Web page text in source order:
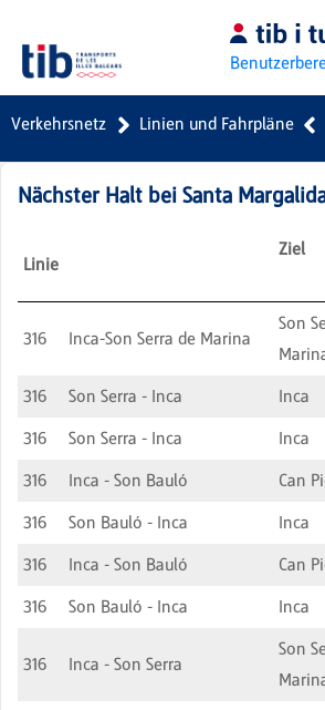
Verkehrsnetz Linien und Fahrpläne
Nächster Halt bei Santa
Linie
Ziel
316 Inca-Son Serra de Marina
Son
316 Son Serra - Inca Inca
316
Son Serra - Inca Inca
316
Inca - Son Bauló Can
316
Son Bauló - Inca Inca
316
Inca - Son Bauló Can
316
Son Bauló - Inca Inca
316 Inca - Son Serra
Son